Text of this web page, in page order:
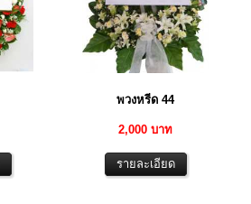
พวงหรีด 44
2,000 บาท